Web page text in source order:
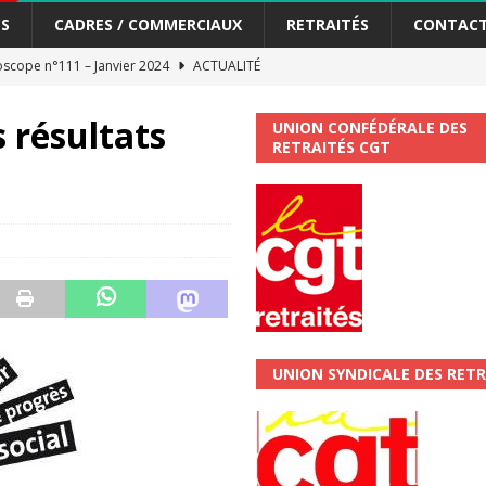
CADRES / COMMERCIAUX RETRAITÉS
n°111 – Janvier 2024
ACTUALITÉ
et…. des augmentations pour les salariéS !!!
de développement de la Direction Commerciale DDCE/Télévente :
Sociales et Culturelles : Un droit, pas un cadeau !
n°126
résultats
UNION CONFÉDÉRALE DES
RETRAITÉS CGT
UNION SYNDICALE DES